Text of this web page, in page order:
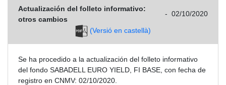
Actualización del folleto informativo:
otros cambios
- 02/10/2020
(Versió en castellà)
Se ha procedido a la actualización del folleto informativo
del fondo SABADELL EURO YIELD, FI BASE, con fecha de
registro en CNMV: 02/10/2020.